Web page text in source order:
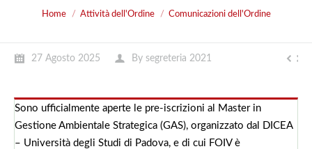
You are here:
Home Attività dell'Ordine Comunicazioni dell'Ordine
27 Agosto 2025 By segreteria 2021
Sono ufficialmente aperte le pre-iscrizioni al Master in
Gestione Ambientale Strategica (GAS), organizzato dal DICEA
– Università degli Studi di Padova, e di cui FOIV è